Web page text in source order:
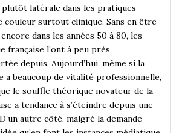
latérale dans les pratiques
couleur surtout clinique. Sans en être
dans les années 50 à 80, les
française l’ont à peu près
depuis. Aujourd’hui, même si la
a beaucoup de vitalité professionnelle,
le souffle théorique novateur de la
a tendance à s’éteindre depuis une
autre côté, malgré la demande